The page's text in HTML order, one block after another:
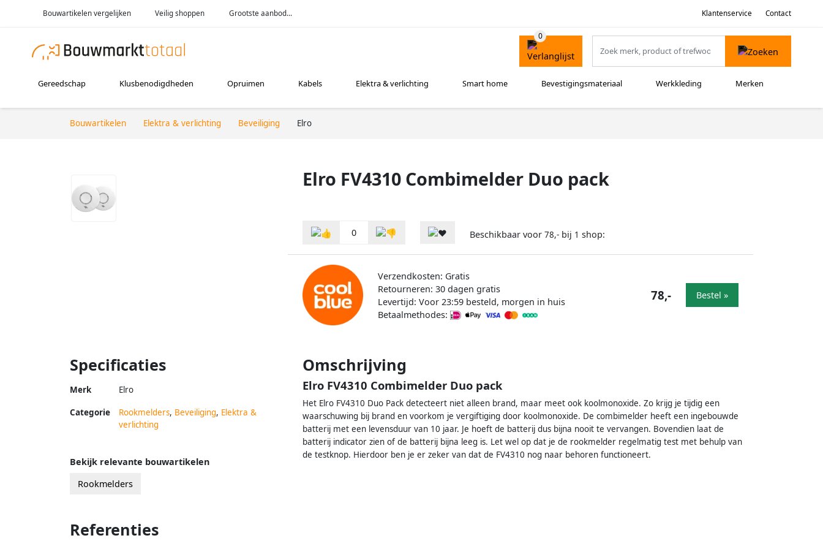
Bouwartikelen vergelijken Veilig shoppen Grootste aanbod... Klantenservice Contact
Gereedschap Klusbenodigdheden Opruimen Kabels Elektra & verlichting Smart home Bevestigingsmateriaal Werkkleding Merken
Bouwartikelen Elektra & verlichting Beveiliging Elro
Elro FV4310 Combimelder Duo pack
0 Beschikbaar voor 78,- bij 1 shop:
Verzendkosten: Gratis
Retourneren: 30 dagen gratis
Levertijd: Voor 23:59 besteld, morgen in huis
Betaalmethodes:
78,- Bestel »
Specificaties
Merk Elro
Categorie Rookmelders, Beveiliging, Elektra &
verlichting
Omschrijving
Elro FV4310 Combimelder Duo pack
Het Elro FV4310 Duo Pack detecteert niet alleen brand, maar meet ook koolmonoxide. Zo krijg je tijdig een
waarschuwing bij brand en voorkom je vergiftiging door koolmonoxide. De combimelder heeft een ingebouwde
batterij met een levensduur van 10 jaar. Je hoeft de batterij dus bijna nooit te vervangen. Bovendien laat de
batterij indicator zien of de batterij bijna leeg is. Let wel op dat je de rookmelder regelmatig test met behulp van
de testknop. Hierdoor ben je er zeker van dat de FV4310 nog naar behoren functioneert.
Bekijk relevante bouwartikelen
Rookmelders
Referenties